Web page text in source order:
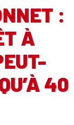
:
À
40